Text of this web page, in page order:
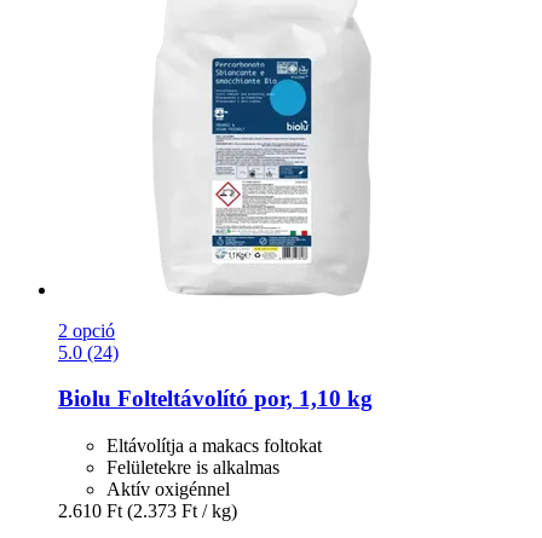
2 opció
5.0 (24)
Biolu Folteltávolító por, 1,10 kg
Eltávolítja a makacs foltokat
Felületekre is alkalmas
Aktív oxigénnel
2.610 Ft (2.373 Ft / kg)